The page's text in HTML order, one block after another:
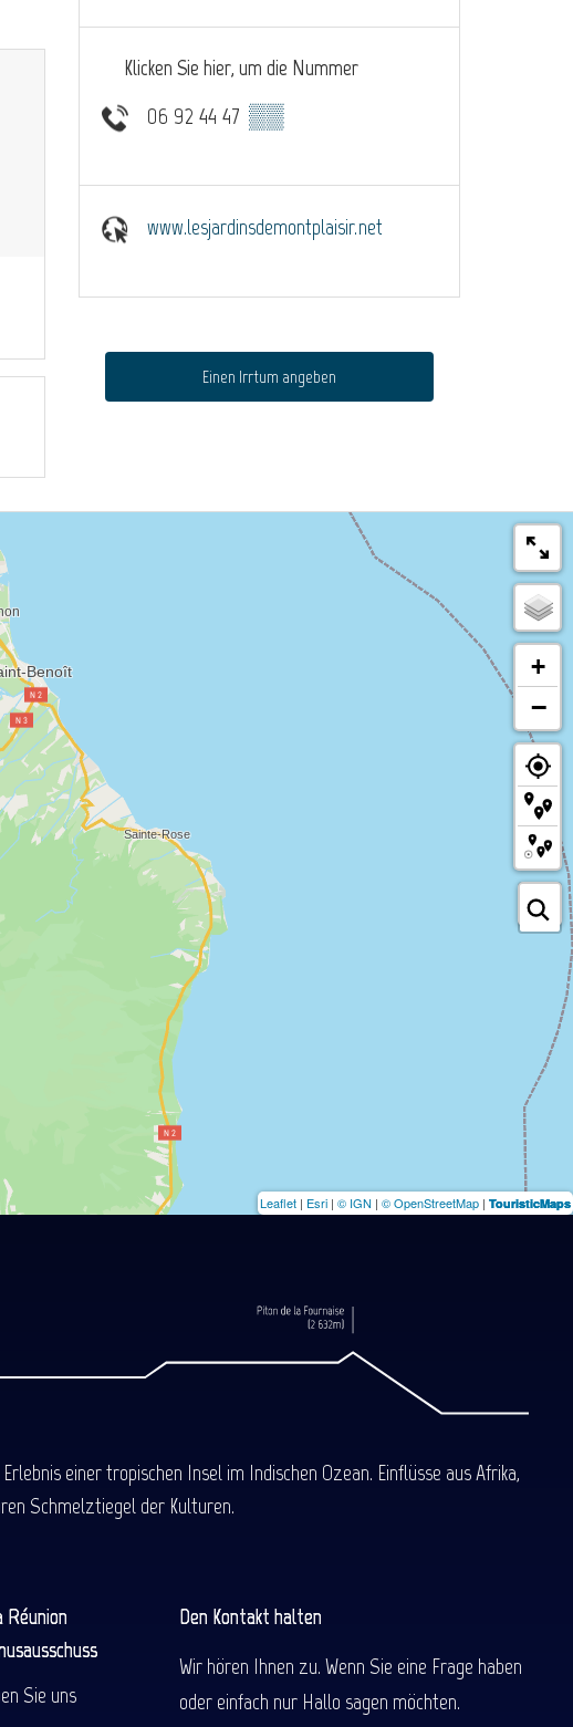
Klicken Sie hier, um die Nummer
06 92 44 47 ▒▒
www.lesjardinsdemontplaisir.net
Einen Irrtum angeben
+
−
Leaflet | Esri | © IGN | © OpenStreetMap | TouristicMaps
einer tropischen Insel im Indischen Ozean. Einflüsse aus Afrika,
Schmelztiegel der Kulturen.
Réunion
Sie uns
Den Kontakt halten
Wir hören Ihnen zu. Wenn Sie eine Frage haben
oder einfach nur Hallo sagen möchten.